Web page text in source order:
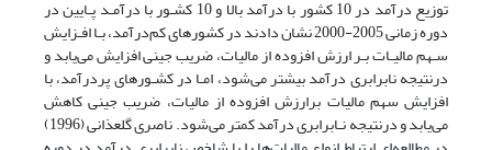
توزیع درآمد در 10 کشور با درآمد بالا و 10 کشـور با درآمـد پـایین در
دوره زمانی 2005-2000 نشان دادند در کشورهای کم‌درآمد، بـا افـزایش
سـهم مالیـات بـر ارزش افزوده از مالیات، ضریب جینی افزایش می‌یابد و
درنتیجه نابرابری درآمد بیشتر می‌شود، امـا در کشـورهای پردرآمد، با
افزایش سهم مالیات برارزش افزوده از مالیات، ضریب جینی کاهش
می‌یابد و درنتیجه نـابرابری درآمد کمتر می‌شود. ناصری گلعذانی (1996)